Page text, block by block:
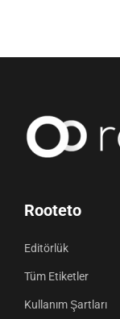
Rooteto
Editörlük
Tüm Etiketler
Kullanım Şartları